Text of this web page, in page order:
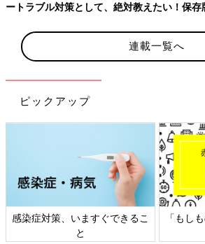
節約の代名詞、“かさましレシピ”の前にす
庫の把握とご自身の行動パターンを見直す
ん）
献立を立てて、食材とお金の無駄を減ら
立は、自分が取り組みやすい2〜4日、1週
我が家では月曜日が魚、火曜日が揚げ物
っくりとメインのジャンルを決めて、1週
立を考えています。メニューは、難しく考
なもの、家族が好きなものから選ぶといい
例えば、揚げ物の日はトンカツ、忙しい日
ートラブル対策として、絶対教えたい！保
連載一覧へ
ピックアップ
感染症対策、いますぐできるこ
と
「もし